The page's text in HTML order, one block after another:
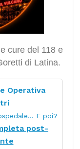
cure del 118 e
di Latina.
Operativa
E poi?
post-